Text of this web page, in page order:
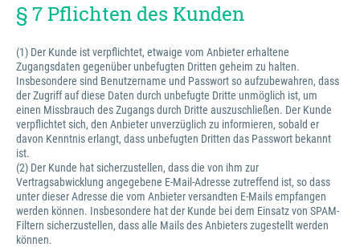
§ 7 Pflichten des Kunden
(1) Der Kunde ist verpflichtet, etwaige vom Anbieter erhaltene
Zugangsdaten gegenüber unbefugten Dritten geheim zu halten.
Insbesondere sind Benutzername und Passwort so aufzubewahren, dass
der Zugriff auf diese Daten durch unbefugte Dritte unmöglich ist, um
einen Missbrauch des Zugangs durch Dritte auszuschließen. Der Kunde
verpflichtet sich, den Anbieter unverzüglich zu informieren, sobald er
davon Kenntnis erlangt, dass unbefugten Dritten das Passwort bekannt
ist.
(2) Der Kunde hat sicherzustellen, dass die von ihm zur
Vertragsabwicklung angegebene E-Mail-Adresse zutreffend ist, so dass
unter dieser Adresse die vom Anbieter versandten E-Mails empfangen
werden können. Insbesondere hat der Kunde bei dem Einsatz von SPAM-
Filtern sicherzustellen, dass alle Mails des Anbieters zugestellt werden
können.